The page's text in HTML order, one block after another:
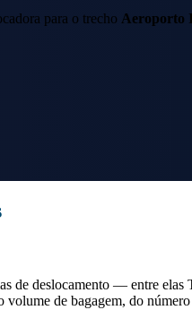
para o trecho Aeroporto
de deslocamento — entre
de bagagem, do número